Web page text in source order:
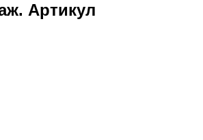
Артикул